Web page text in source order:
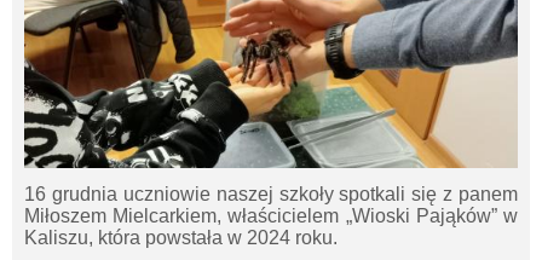
16 grudnia uczniowie naszej szkoły spotkali się z panem
Miłoszem Mielcarkiem, właścicielem „Wioski Pająków” w
Kaliszu, która powstała w 2024 roku.